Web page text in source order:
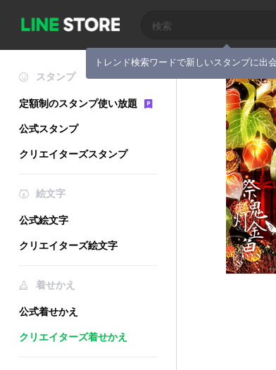
トレンド検索ワードで新しいスタンプに出
スタンプ
定額制のスタンプ使い放題
公式スタンプ
クリエイターズスタンプ
絵文字
公式絵文字
クリエイターズ絵文字
着せかえ
公式着せかえ
クリエイターズ着せかえ